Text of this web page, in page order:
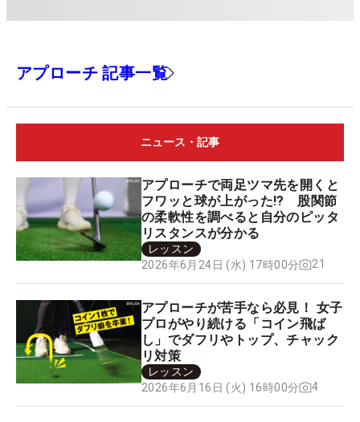
アプローチ 記事一覧
ニュース・記事
アプローチで両足ツマ先を開くと
フワッと球が上がった!? 股関節
の柔軟性を調べると自分のピッタ
リスタンスが分かる
レッスン
2026年6月24日 (水) 17時00分
21
アプローチが苦手なら必見！ 女子
プロがやり続ける「コイン飛ば
し」でダフリやトップ、チャック
リ対策
レッスン
2026年6月16日 (火) 16時00分
4